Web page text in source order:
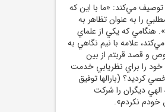
مي‌کند: «ما با اين که
را به عنوان تظاهر به
هنگامي که يکي از علماي
علامه با نيم نگاهي به
و قصد قربتم از بين
خود را براي نظريابي خدمت
کرديد؟ (بارالها توفيق
ديگران را شرکت
خودم نکردم».